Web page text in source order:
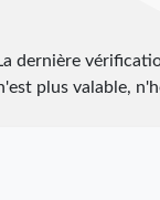
dernière
plus valable,